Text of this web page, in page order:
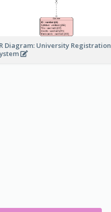
Diagram: University Registration